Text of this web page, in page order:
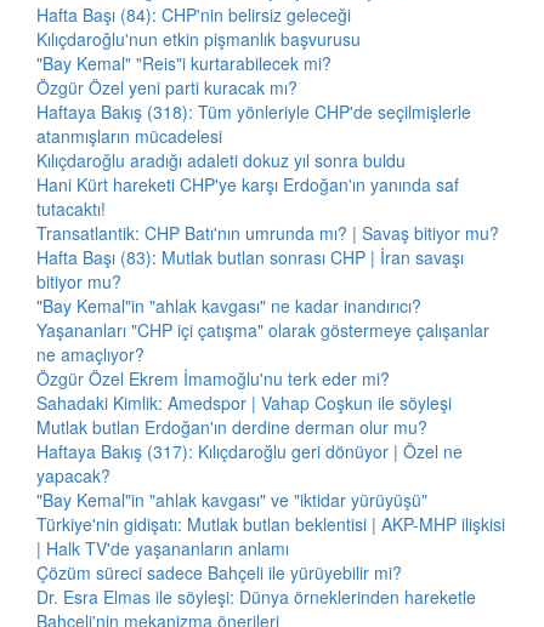
Hafta Başı (84): CHP'nin belirsiz geleceği
Kılıçdaroğlu'nun etkin pişmanlık başvurusu
"Bay Kemal" "Reis"i kurtarabilecek mi?
Özgür Özel yeni parti kuracak mı?
Haftaya Bakış (318): Tüm yönleriyle CHP'de seçilmişlerle
atanmışların mücadelesi
Kılıçdaroğlu aradığı adaleti dokuz yıl sonra buldu
Hani Kürt hareketi CHP'ye karşı Erdoğan'ın yanında saf
tutacaktı!
Transatlantik: CHP Batı'nın umrunda mı? | Savaş bitiyor mu?
Hafta Başı (83): Mutlak butlan sonrası CHP | İran savaşı
bitiyor mu?
"Bay Kemal"in "ahlak kavgası" ne kadar inandırıcı?
Yaşananları "CHP içi çatışma" olarak göstermeye çalışanlar
ne amaçlıyor?
Özgür Özel Ekrem İmamoğlu'nu terk eder mi?
Sahadaki Kimlik: Amedspor | Vahap Coşkun ile söyleşi
Mutlak butlan Erdoğan'ın derdine derman olur mu?
Haftaya Bakış (317): Kılıçdaroğlu geri dönüyor | Özel ne
yapacak?
"Bay Kemal"in "ahlak kavgası" ve "iktidar yürüyüşü"
Türkiye'nin gidişatı: Mutlak butlan beklentisi | AKP-MHP ilişkisi
| Halk TV'de yaşananların anlamı
Çözüm süreci sadece Bahçeli ile yürüyebilir mi?
Dr. Esra Elmas ile söyleşi: Dünya örneklerinden hareketle
Bahçeli'nin mekanizma önerileri